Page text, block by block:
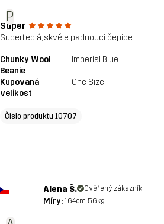
P
Super
Superteplá, skvěle padnoucí čepice
Chunky Wool
Beanie
Imperial Blue
Kupovaná
velikost
One Size
Čislo produktu 10707
Alena Š. Ověřený zákazník
Míry: 164cm, 56kg